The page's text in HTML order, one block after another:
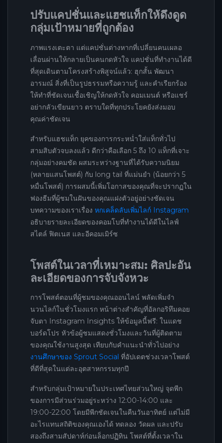
ปรับแคปชั่นและแฮชแท็กให้ดึงดูด
กลุ่มเป้าหมายที่ถูกต้อง
ภาพแรงเตะตา แต่แคปชั่นต่างหากที่เปลี่ยนคนเผลอ
เลื่อนผ่านให้กลายเป็นคนกดหัวใจ แคปชั่นที่ทำงานได้ดี
ที่สุดเดินตามโครงสร้างพิสูจน์แล้ว: ฮุกสั้น พัฒนา
อารมณ์ สิ่งที่เป็นรูปธรรมหรือความรู้ และคำเรียกร้อง
ให้ทำที่ชัดเจนเชื้อเชิญให้กดหัวใจ คอมเมนต์ หรือแชร์
อย่ากลัวเขียนยาว ตราบใดที่ทุกประโยคยังส่งมอบ
คุณค่าชัดเจน
สำหรับแฮชแท็ก ยุคของการกระหน่ำใส่แท็กทั่วไป
สามสิบตัวจบลงแล้ว ดีกว่าคือเลือก 5 ถึง 10 แท็กที่เจาะ
กลุ่มอย่างคมชัด ผสมระหว่างฐานที่ได้รับความนิยม
(หลายแสนโพสต์) กับ long tail ที่แม่นยำ (น้อยกว่า 5
หมื่นโพสต์) การผสมนี้เพิ่มโอกาสของคุณที่จะปรากฏใน
ฟองธีมที่ผู้ชมในฝันของคุณแฝงตัวอยู่อย่างชัดเจน
บทความของเราเรื่อง หกเคล็ดลับเพิ่มไลก์ Instagram
อธิบายรายละเอียดของคอมโบที่ทำงานได้ดีในไลฟ์
สไตล์ ฟิตเนส และอีคอมเมิร์ซ
โพสต์ในเวลาที่เหมาะสม: ศิลปะอัน
ละเอียดของการจับจังหวะ
การโพสต์ตอนที่ผู้ชมของคุณออนไลน์ พลัดเพิ่มจำ
นวนไลก์ในชั่วโมงแรก หน้าต่างสำคัญที่อัลกอริทึมคอย
จับตา Instagram Insights ให้ข้อมูลนี้ฟรี: ในแดช
บอร์ดโปร หัวข้อผู้ชมแสดงชั่วโมงและวันที่ผู้ติดตาม
ของคุณใช้งานสูงสุด เทียบกับคำแนะนำทั่วไปอย่าง
งานศึกษาของ Sprout Social ที่อัปเดตช่วงเวลาโพสต์
ที่ดีที่สุดในแต่ละอุตสาหกรรมทุกปี
สำหรับกลุ่มเป้าหมายในประเทศไทยส่วนใหญ่ จุดพีก
ของการมีส่วนร่วมอยู่ระหว่าง 12:00-14:00 และ
19:00-22:00 โดยมีพีกชัดเจนในคืนวันอาทิตย์ แต่ไม่มี
อะไรแทนสถิติของคุณเองได้ ทดลอง วัดผล และปรับ
สองถึงสามสัปดาห์ก่อนล็อกปฏิทิน โพสต์ที่ตั้งเวลาใน